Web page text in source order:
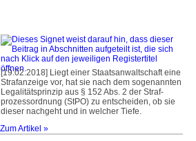
[19.02.2018] Liegt einer Staatsanwalt­schaft eine
Strafanzeige vor, hat sie nach dem sogenannten
Legalitäts­prinzip aus § 152 Abs. 2 der Straf­
prozessordnung (StPO) zu entscheiden, ob sie
dieser nachgeht und in welcher Tiefe.
Zum Artikel »